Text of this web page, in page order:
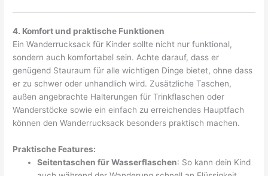
4. Komfort und praktische Funktionen
Ein Wanderrucksack für Kinder sollte nicht nur funktional,
sondern auch komfortabel sein. Achte darauf, dass er
genügend Stauraum für alle wichtigen Dinge bietet, ohne dass
er zu schwer oder unhandlich wird. Zusätzliche Taschen,
außen angebrachte Halterungen für Trinkflaschen oder
Wanderstöcke sowie ein einfach zu erreichendes Hauptfach
können den Wanderrucksack besonders praktisch machen.
Praktische Features:
Seitentaschen für Wasserflaschen: So kann dein Kind